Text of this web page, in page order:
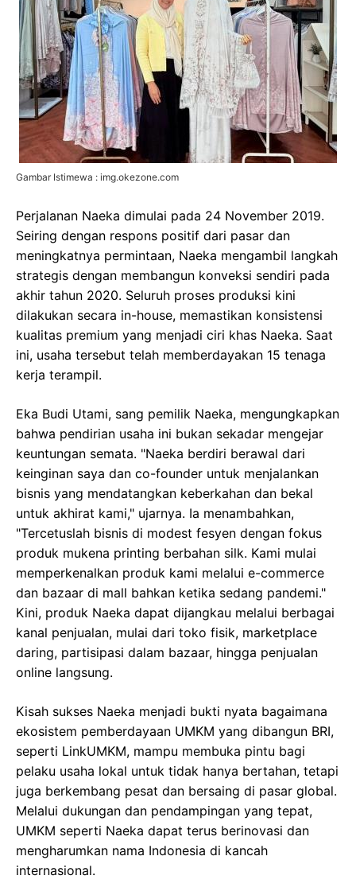
Gambar Istimewa : img.okezone.com
Perjalanan Naeka dimulai pada 24 November 2019.
Seiring dengan respons positif dari pasar dan
meningkatnya permintaan, Naeka mengambil langkah
strategis dengan membangun konveksi sendiri pada
akhir tahun 2020. Seluruh proses produksi kini
dilakukan secara in-house, memastikan konsistensi
kualitas premium yang menjadi ciri khas Naeka. Saat
ini, usaha tersebut telah memberdayakan 15 tenaga
kerja terampil.
Eka Budi Utami, sang pemilik Naeka, mengungkapkan
bahwa pendirian usaha ini bukan sekadar mengejar
keuntungan semata. "Naeka berdiri berawal dari
keinginan saya dan co-founder untuk menjalankan
bisnis yang mendatangkan keberkahan dan bekal
untuk akhirat kami," ujarnya. Ia menambahkan,
"Tercetuslah bisnis di modest fesyen dengan fokus
produk mukena printing berbahan silk. Kami mulai
memperkenalkan produk kami melalui e-commerce
dan bazaar di mall bahkan ketika sedang pandemi."
Kini, produk Naeka dapat dijangkau melalui berbagai
kanal penjualan, mulai dari toko fisik, marketplace
daring, partisipasi dalam bazaar, hingga penjualan
online langsung.
Kisah sukses Naeka menjadi bukti nyata bagaimana
ekosistem pemberdayaan UMKM yang dibangun BRI,
seperti LinkUMKM, mampu membuka pintu bagi
pelaku usaha lokal untuk tidak hanya bertahan, tetapi
juga berkembang pesat dan bersaing di pasar global.
Melalui dukungan dan pendampingan yang tepat,
UMKM seperti Naeka dapat terus berinovasi dan
mengharumkan nama Indonesia di kancah
internasional.